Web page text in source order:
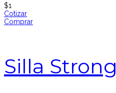
$1
Cotizar
Comprar
Silla Strong